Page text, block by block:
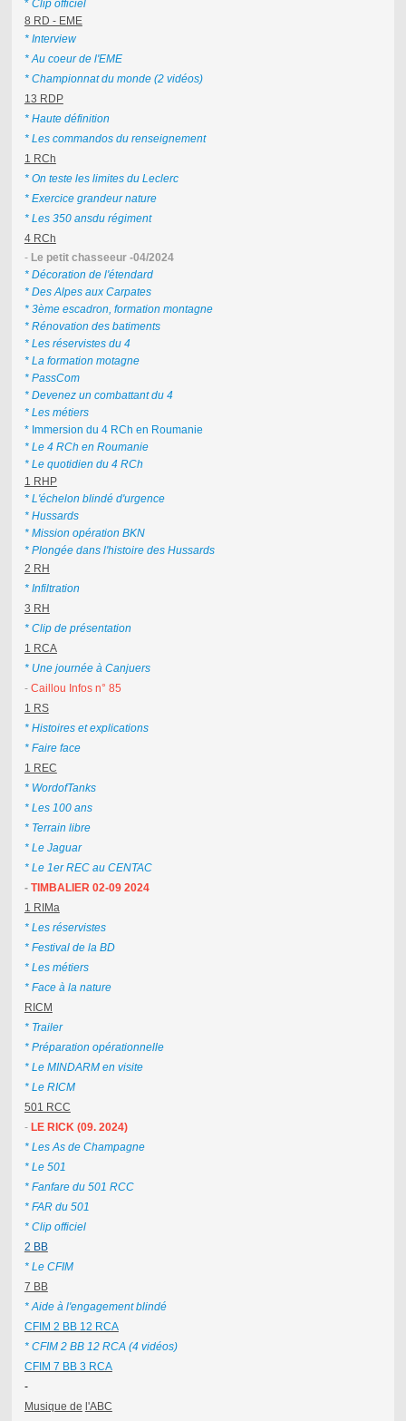
* Clip officiel
8 RD - EME
* Interview
* Au coeur de l'EME
* Championnat du monde (2 vidéos)
13 RDP
* Haute définition
* Les commandos du renseignement
1 RCh
* On teste les limites du Leclerc
* Exercice grandeur nature
* Les 350 ansdu régiment
4 RCh
- Le petit chasseeur -04/2024
* Décoration de l'étendard
* Des Alpes aux Carpates
* 3ème escadron, formation montagne
* Rénovation des batiments
* Les réservistes du 4
* La formation motagne
* PassCom
* Devenez un combattant du 4
* Les métiers
* Immersion du 4 RCh en Roumanie
* Le 4 RCh en Roumanie
* Le quotidien du 4 RCh
1 RHP
* L'échelon blindé d'urgence
* Hussards
* Mission opération BKN
* Plongée dans l'histoire des Hussards
2 RH
* Infiltration
3 RH
* Clip de présentation
1 RCA
* Une journée à Canjuers
- Caillou Infos n° 85
1 RS
* Histoires et explications
* Faire face
1 REC
* WordofTanks
* Les 100 ans
* Terrain libre
* Le Jaguar
* Le 1er REC au CENTAC
- TIMBALIER 02-09 2024
1 RIMa
* Les réservistes
* Festival de la BD
* Les métiers
* Face à la nature
RICM
* Trailer
* Préparation opérationnelle
* Le MINDARM en visite
* Le RICM
501 RCC
- LE RICK (09. 2024)
* Les As de Champagne
* Le 501
* Fanfare du 501 RCC
* FAR du 501
* Clip officiel
2 BB
* Le CFIM
7 BB
* Aide à l'engagement blindé
CFIM 2 BB 12 RCA
* CFIM 2 BB 12 RCA (4 vidéos)
CFIM 7 BB 3 RCA
-
Musique de l'ABC